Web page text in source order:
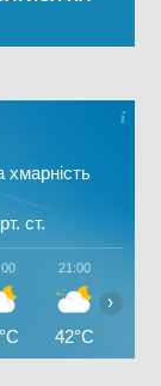
хмарність
ст.
21:00
42°C
›